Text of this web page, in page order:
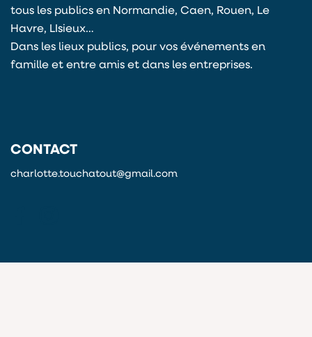
tous les publics en Normandie, Caen, Rouen, Le
Havre, LIsieux…
Dans les lieux publics, pour vos événements en
famille et entre amis et dans les entreprises.
CONTACT
charlotte.touchatout@gmail.com